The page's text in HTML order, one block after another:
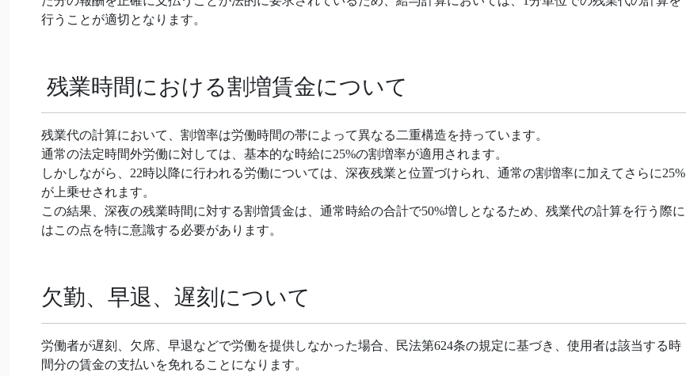
行うことが適切となります。
残業時間における割増賃金について
残業代の計算において、割増率は労働時間の帯によって異なる二重構造を持っています。
通常の法定時間外労働に対しては、基本的な時給に25%の割増率が適用されます。
しかしながら、22時以降に行われる労働については、深夜残業と位置づけられ、通常の割増率に加えてさらに25%
が上乗せされます。
この結果、深夜の残業時間に対する割増賃金は、通常時給の合計で50%増しとなるため、残業代の計算を行う際に
はこの点を特に意識する必要があります。
欠勤、早退、遅刻について
労働者が遅刻、欠席、早退などで労働を提供しなかった場合、民法第624条の規定に基づき、使用者は該当する時
間分の賃金の支払いを免れることになります。